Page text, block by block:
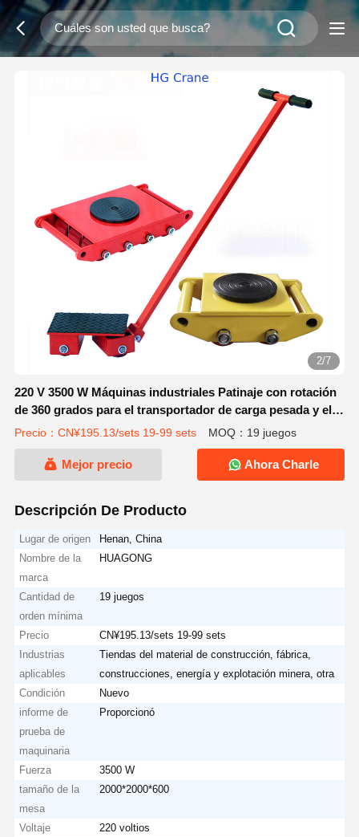
2/7
220 V 3500 W Máquinas industriales Patinaje con rotación
de 360 grados para el transportador de carga pesada y el
rodillo de transporte
Precio：CN¥195.13/sets 19-99 sets MOQ：19 juegos
Mejor precio Ahora Charle
Descripción De Producto
Lugar de origen
Henan, China
Nombre de la
marca
HUAGONG
Cantidad de
orden mínima
19 juegos
Precio
CN¥195.13/sets 19-99 sets
Industrias
aplicables
Tiendas del material de construcción, fábrica,
construcciones, energía y explotación minera, otra
Condición
Nuevo
informe de
prueba de
maquinaria
Proporcionó
Fuerza
3500 W
tamaño de la
mesa
2000*2000*600
Voltaje
220 voltios